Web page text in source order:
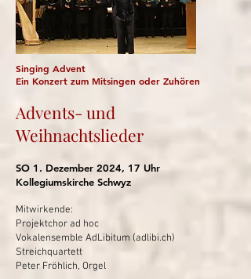
Singing Advent
Ein Konzert zum Mitsingen oder Zuhören
Advents- und
Weihnachtslieder
SO 1. Dezember 2024, 17 Uhr
Kollegiumskirche Schwyz​
Mitwirkende:
Projektchor ad hoc
Vokalensemble AdLibitum (adlibi.ch)
Streichquartett
Peter Fröhlich, Orgel